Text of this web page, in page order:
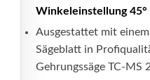
Winkeleinstellung
Ausgestattet mit
Sägeblatt in
Gehrungssäge TC-MS